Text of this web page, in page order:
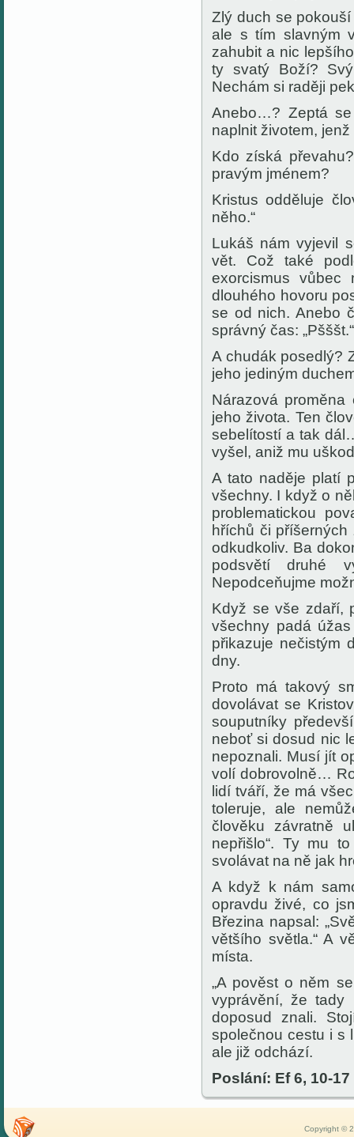
Zlý duch se pokouší
ale s tím slavným
zahubit a nic
ty svatý Boží?
Nechám si raději
Anebo…? Zeptá
naplnit životem,
Kdo získá
pravým jménem?
Kristus odděluje
něho.“
Lukáš nám vyjevil
vět. Což také
exorcismus
dlouhého hovoru
se od nich. Anebo
správný čas: „Pšššt.“
A chudák posedlý?
jeho jediným
Nárazová
jeho života. Ten
sebelítostí a tak
vyšel, aniž mu
A tato naděje platí
všechny. I když o
problematickou
hříchů či
odkudkoliv. Ba
podsvětí druhé
Nepodceňujme
Když se vše zdaří,
všechny padá
přikazuje nečistým
dny.
Proto má takový
dovolávat se
souputníky
neboť si dosud nic
nepoznali. Musí jít
volí dobrovolně…
lidí tváří, že má
toleruje, ale
člověku závratně
nepřišlo“. Ty mu
svolávat na ně jak
A když k nám
opravdu živé, co
Březina napsal:
většího světla.“ A
místa.
„A pověst o něm
vyprávění, že tady
doposud znali.
společnou cestu i s
ale již odchází.
Poslání: Ef 6, 10-17
Copyright ©